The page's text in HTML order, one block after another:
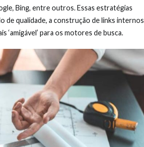
Bing, entre outros. Essas estratégias
de qualidade, a construção de links internos
para os motores de busca.